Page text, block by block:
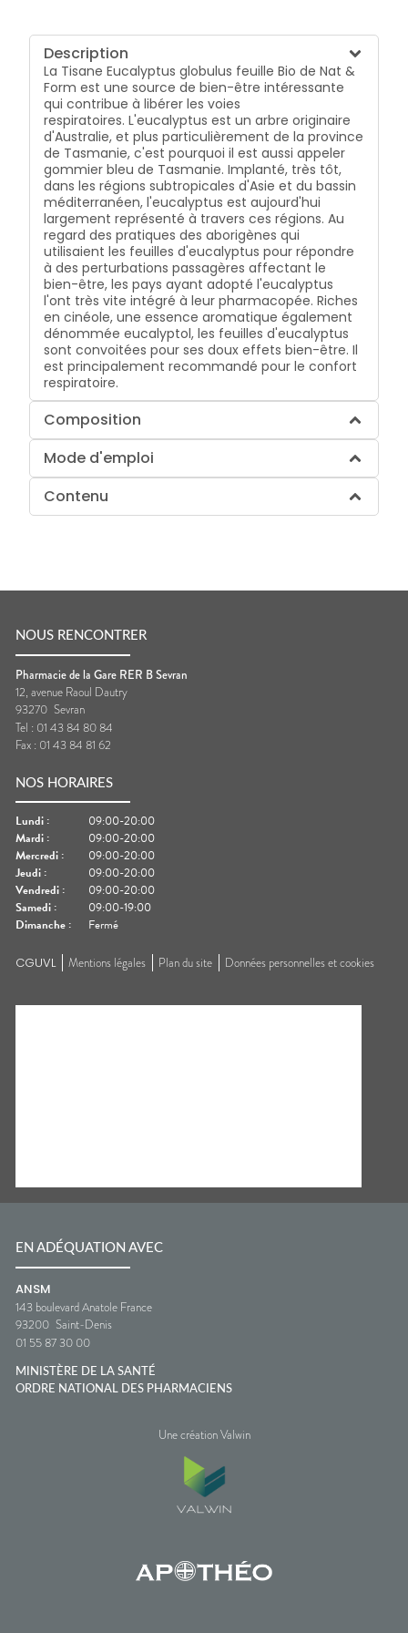
Description
La Tisane Eucalyptus globulus feuille Bio de Nat &
Form est une source de bien-être intéressante
qui contribue à libérer les voies
respiratoires. L'eucalyptus est un arbre originaire
d'Australie, et plus particulièrement de la province
de Tasmanie, c'est pourquoi il est aussi appeler
gommier bleu de Tasmanie. Implanté, très tôt,
dans les régions subtropicales d'Asie et du bassin
méditerranéen, l'eucalyptus est aujourd'hui
largement représenté à travers ces régions. Au
regard des pratiques des aborigènes qui
utilisaient les feuilles d'eucalyptus pour répondre
à des perturbations passagères affectant le
bien-être, les pays ayant adopté l'eucalyptus
l'ont très vite intégré à leur pharmacopée. Riches
en cinéole, une essence aromatique également
dénommée eucalyptol, les feuilles d'eucalyptus
sont convoitées pour ses doux effets bien-être. Il
est principalement recommandé pour le confort
respiratoire.
Composition
Mode d'emploi
Contenu
NOUS RENCONTRER
Pharmacie de la Gare RER B Sevran
12, avenue Raoul Dautry
93270 Sevran
Tel : 01 43 84 80 84
Fax : 01 43 84 81 62
NOS HORAIRES
Lundi :
09:00-20:00
Mardi :
09:00-20:00
Mercredi :
09:00-20:00
Jeudi :
09:00-20:00
Vendredi :
09:00-20:00
Samedi :
09:00-19:00
Dimanche : Fermé
CGUVL Mentions légales Plan du site Données personnelles et cookies
EN ADÉQUATION AVEC
ANSM
143 boulevard Anatole France
93200 Saint-Denis
01 55 87 30 00
MINISTÈRE DE LA SANTÉ
ORDRE NATIONAL DES PHARMACIENS
Une création Valwin